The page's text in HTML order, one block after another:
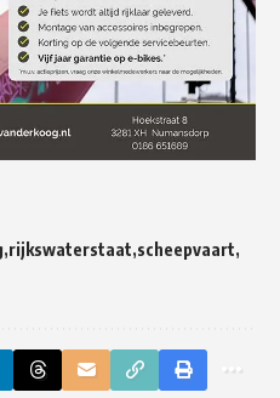
rijkswaterstaat scheepvaart